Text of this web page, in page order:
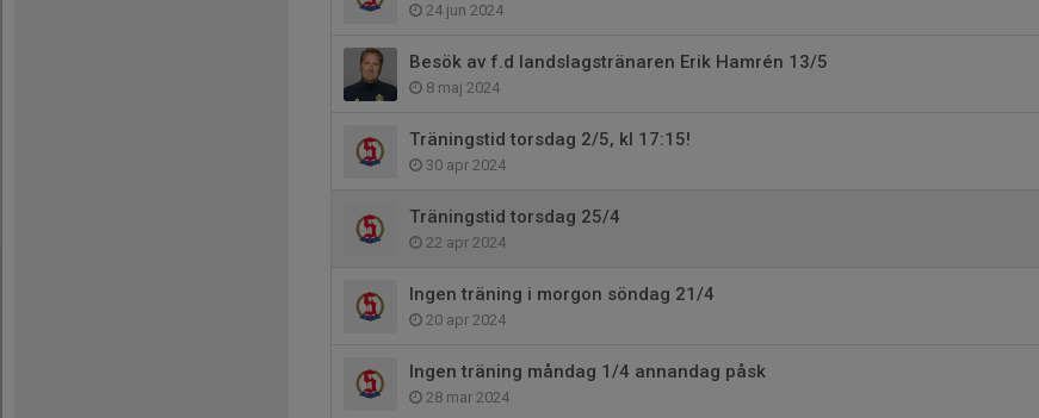
24 jun 2024
Besök av f.d landslagstränaren Erik Hamrén 13/5
8 maj 2024
Träningstid torsdag 2/5, kl 17:15!
30 apr 2024
Träningstid torsdag 25/4
22 apr 2024
Ingen träning i morgon söndag 21/4
20 apr 2024
Ingen träning måndag 1/4 annandag påsk
28 mar 2024